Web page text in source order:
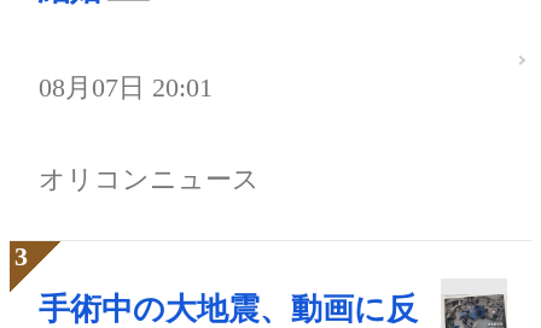
08月07日 20:01
オリコンニュース
手術中の大地震、動画に反